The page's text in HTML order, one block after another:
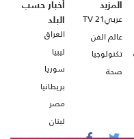
المزيد
عربي21 TV
عالم الفن
تكنولوجيا
صحة
أخبار حسب
البلد
العراق
ليبيا
سوريا
بريطانيا
مصر
لبنان